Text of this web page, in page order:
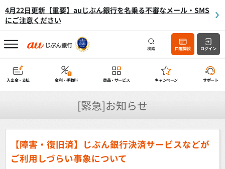
4月22日更新【重要】auじぶん銀行を名乗る不審なメール・SMS
にご注意ください
検索 口座開設 ログイン
入出金・支払 金利・手数料 商品・サービス キャンペーン サポート
[緊急]お知らせ
【障害・復旧済】じぶん銀行決済サービスなどが
ご利用しづらい事象について